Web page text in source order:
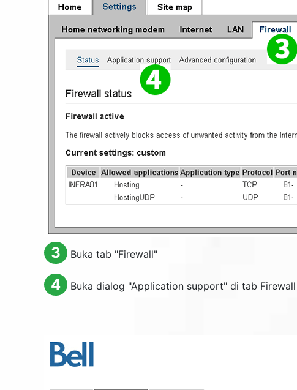
3 Buka tab "Firewall"
4 Buka dialog "Application support" di tab Firewall